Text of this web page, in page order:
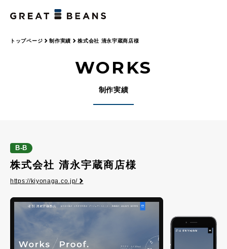
トップページ 制作実績 株式会社 清永宇蔵商店様
WORKS
制作実績
B-B
株式会社 清永宇蔵商店様
https://kiyonaga.co.jp/